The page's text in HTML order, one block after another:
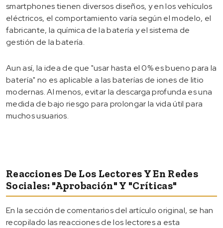
smartphones tienen diversos diseños, y en los vehículos
eléctricos, el comportamiento varía según el modelo, el
fabricante, la química de la batería y el sistema de
gestión de la batería.
Aun así, la idea de que "usar hasta el 0% es bueno para la
batería" no es aplicable a las baterías de iones de litio
modernas. Al menos, evitar la descarga profunda es una
medida de bajo riesgo para prolongar la vida útil para
muchos usuarios.
Reacciones De Los Lectores Y En Redes
Sociales: "Aprobación" Y "Críticas"
En la sección de comentarios del artículo original, se han
recopilado las reacciones de los lectores a esta